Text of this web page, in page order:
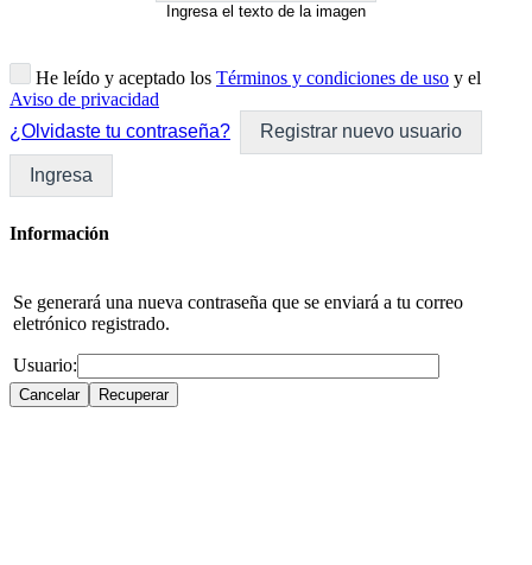
Ingresa el texto de la imagen
He leído y aceptado los Términos y condiciones de uso y el
Aviso de privacidad
¿Olvidaste tu contraseña?
Registrar nuevo usuario
Ingresa
Información
Se generará una nueva contraseña que se enviará a tu correo
eletrónico registrado.
Usuario: